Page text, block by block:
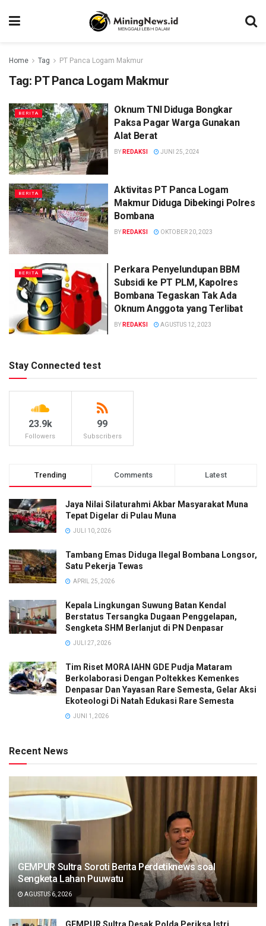
Home Tag PT Panca Logam Makmur
Tag: PT Panca Logam Makmur
BERITA
Oknum TNI Diduga Bongkar
Paksa Pagar Warga Gunakan
Alat Berat
BY REDAKSI JUNI 25, 2024
BERITA
Aktivitas PT Panca Logam
Makmur Diduga Dibekingi Polres
Bombana
BY REDAKSI OKTOBER 20, 2023
BERITA
Perkara Penyelundupan BBM
Subsidi ke PT PLM, Kapolres
Bombana Tegaskan Tak Ada
Oknum Anggota yang Terlibat
BY REDAKSI AGUSTUS 12, 2023
Stay Connected test
23.9k
Followers
99
Subscribers
Trending Comments Latest
Jaya Nilai Silaturahmi Akbar Masyarakat Muna
Tepat Digelar di Pulau Muna
JULI 10, 2026
Tambang Emas Diduga Ilegal Bombana Longsor,
Satu Pekerja Tewas
APRIL 25, 2026
Kepala Lingkungan Suwung Batan Kendal
Berstatus Tersangka Dugaan Penggelapan,
Sengketa SHM Berlanjut di PN Denpasar
JULI 27, 2026
Tim Riset MORA IAHN GDE Pudja Mataram
Berkolaborasi Dengan Poltekkes Kemenkes
Denpasar Dan Yayasan Rare Semesta, Gelar Aksi
Ekoteologi Di Natah Edukasi Rare Semesta
JUNI 1, 2026
Recent News
GEMPUR Sultra Soroti Berita Perdetiknews soal
Sengketa Lahan Puuwatu
AGUSTUS 6, 2026
GEMPUR Sultra Desak Polda Periksa Istri